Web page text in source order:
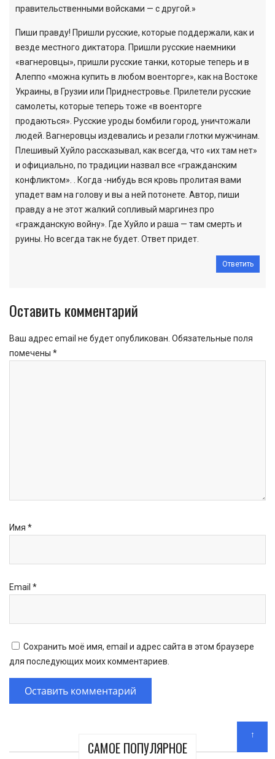
САМОЕ ПОПУЛЯРНОЕ
правительственными войсками — с другой.»
Пиши правду! Пришли русские, которые поддержали, как и
везде местного диктатора. Пришли русские наемники
«вагнеровцы», пришли русские танки, которые теперь и в
Алеппо «можна купить в любом военторге», как на Востоке
Украины, в Грузии или Приднестровье. Прилетели русские
самолеты, которые теперь тоже «в военторге
продаються». Русские уроды бомбили город, уничтожали
людей. Вагнеровцы издевались и резали глотки мужчинам.
Плешивый Хуйло рассказывал, как всегда, что «их там нет»
и официально, по традиции назвал все «гражданским
конфликтом». . Когда -нибудь вся кровь пролитая вами
упадет вам на голову и вы а ней потонете. Автор, пиши
правду а не этот жалкий сопливый маргинез про
«гражданскую войну». Где Хуйло и раша — там смерть и
руины. Но всегда так не будет. Ответ придет.
Ответить
Оставить комментарий
Ваш адрес email не будет опубликован. Обязательные поля
помечены *
Имя *
Email *
Сохранить моё имя, email и адрес сайта в этом браузере
для последующих моих комментариев.
↑